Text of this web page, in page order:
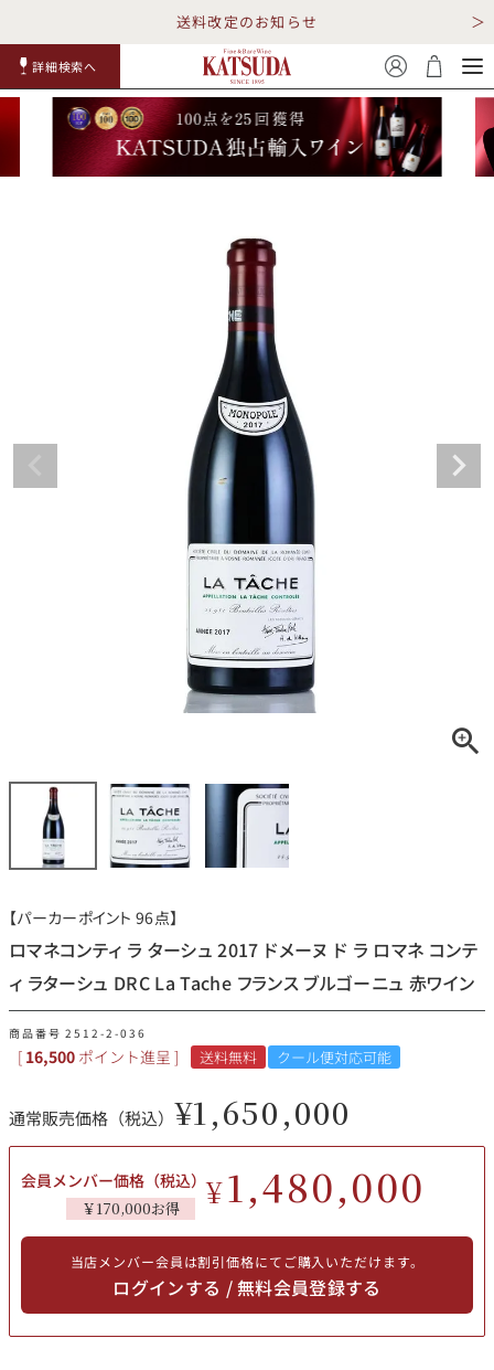
送料改定のお知らせ
詳細検索へ
白ワイ
ン ング ン
RP100
点
詳細検索する
勝田商店について
ギフトラッピング
DRC
オーパス・ワン
スクリーミング・
イーグル
ボルドー シャンパーニュ
ローヌ その他
アメリカ
その他
イタリア ドイツ
チリ その他国
赤ワイン
スパークリング
〜9,999円
10,000円〜39,999円
40,000円〜79,999円
80,000円〜99,999円
500,000円〜
お得な情報を受け取る
お問い合わせ
【パーカーポイント 96点】
ロマネコンティ ラ ターシュ 2017 ドメーヌ ド ラ ロマネ コンテ
ィ ラターシュ DRC La Tache フランス ブルゴーニュ 赤ワイン
商品番号 2512-2-036
[ 16,500 ポイント進呈 ] 送料無料 クール便対応可能
通常販売価格（税込） ¥1,650,000
会員メンバー価格（税込）
￥170,000お得 ¥1,480,000
当店メンバー会員は割引価格にてご購入いただけます。
ログインする / 無料会員登録する